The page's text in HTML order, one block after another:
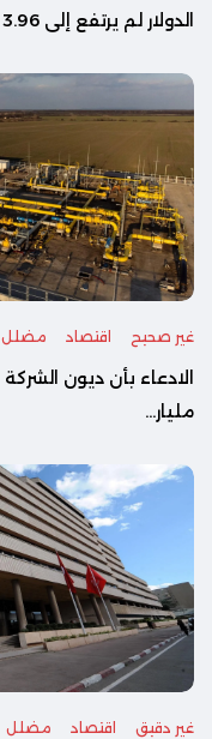
الدولار لم يرتفع إلى 3.96 دينارات تونسية.. بل يعادل 2.95...
غير صحيح اقتصاد مضلل
مليار...
غير دقيق اقتصاد مضلل